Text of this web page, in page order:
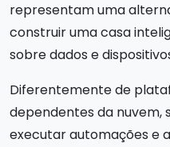
representam uma
construir uma casa
sobre dados e
Diferentemente de
dependentes da
executar automações e